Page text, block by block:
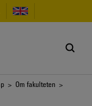
> Om fakulteten >